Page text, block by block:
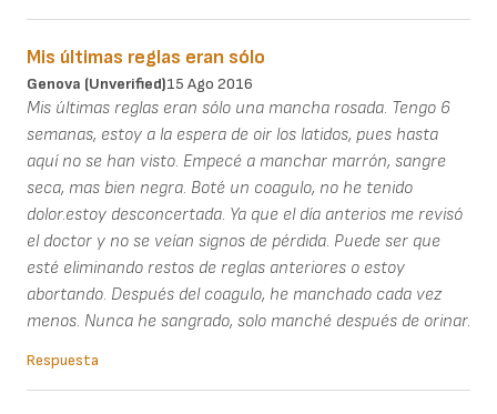
Mis últimas reglas eran sólo
Genova (unverified)15 Ago 2016
Mis últimas reglas eran sólo una mancha rosada. Tengo 6
semanas, estoy a la espera de oir los latidos, pues hasta
aquí no se han visto. Empecé a manchar marrón, sangre
seca, mas bien negra. Boté un coagulo, no he tenido
dolor.estoy desconcertada. Ya que el día anterios me revisó
el doctor y no se veían signos de pérdida. Puede ser que
esté eliminando restos de reglas anteriores o estoy
abortando. Después del coagulo, he manchado cada vez
menos. Nunca he sangrado, solo manché después de orinar.
Respuesta